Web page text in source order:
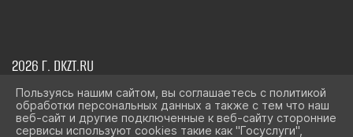
2026 Г. DKZT.RU
ВХОД
КАРТА САЙТА
ПОЛИТИКА ОБРАБОТКИ ПЕРСОНАЛЬНЫХ ДАННЫХ
Пользуясь нашим сайтом, вы соглашаетесь с политикой
обработки персональных данных а также с тем что наш
веб-сайт и другие подключенные к веб-сайту сторонние
сервисы используют cookies такие как "Госуслуги",